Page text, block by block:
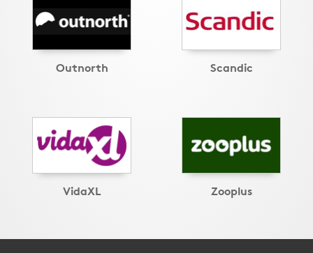
Outnorth Scandic
VidaXL Zooplus